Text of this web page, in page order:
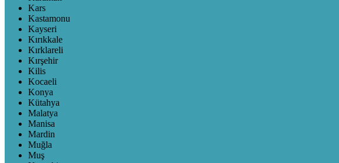
Kars
Kastamonu
Kayseri
Kırıkkale
Kırklareli
Kırşehir
Kilis
Kocaeli
Konya
Kütahya
Malatya
Manisa
Mardin
Muğla
Muş